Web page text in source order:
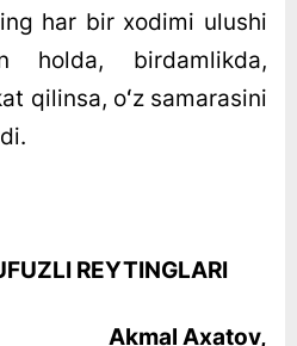
har bir xodimi ulushi
holda, birdamlikda,
qilinsa, oʻz samarasini
REYTINGLARI
Akmal Axatov,